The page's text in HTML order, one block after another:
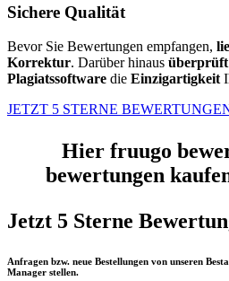
Sichere Qualität
Bevor Sie Bewertungen empfangen,
Korrektur. Darüber hinaus überprüft
Plagiatssoftware die Einzigartigkeit
JETZT 5 STERNE
Hier fruugo
bewertungen
Jetzt 5 Sterne
Anfragen bzw. neue Bestellungen von unseren
Manager stellen.